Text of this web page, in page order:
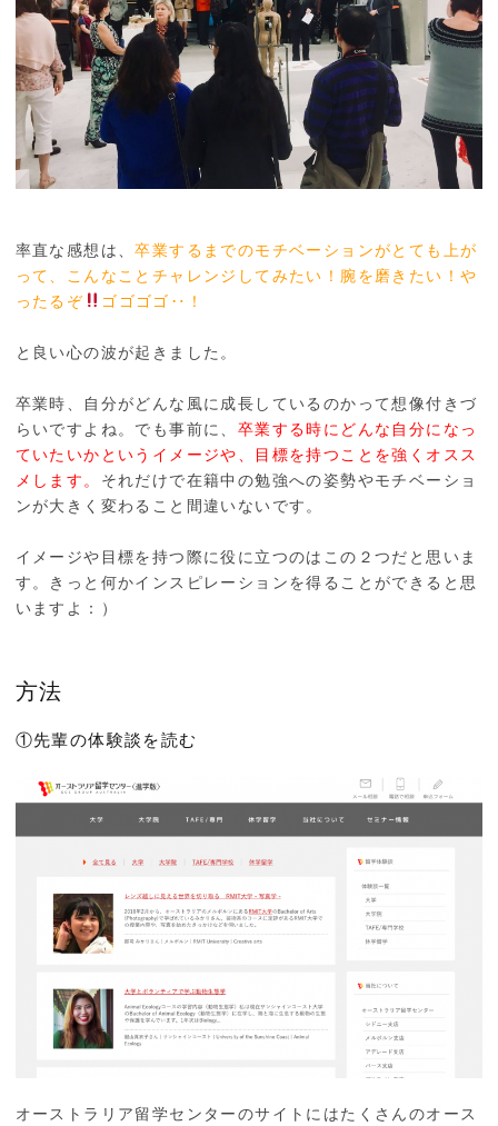
率直な感想は、卒業するまでのモチベーションがとても上が
って、こんなことチャレンジしてみたい！腕を磨きたい！や
ったるぞ
ゴゴゴゴ‥！
と良い心の波が起きました。
卒業時、自分がどんな風に成長しているのかって想像付きづ
らいですよね。でも事前に、 卒業する時にどんな自分になっ
ていたいかというイメージや、目標を持つことを強くオスス
メします。 それだけで在籍中の勉強への姿勢やモチベーショ
ンが大きく変わること間違いないです。
イメージや目標を持つ際に役に立つのはこの２つだと思いま
す。きっと何かインスピレーションを得ることができると思
いますよ：）
方法
①先輩の体験談を読む
オーストラリア留学センターのサイトにはたくさんのオース